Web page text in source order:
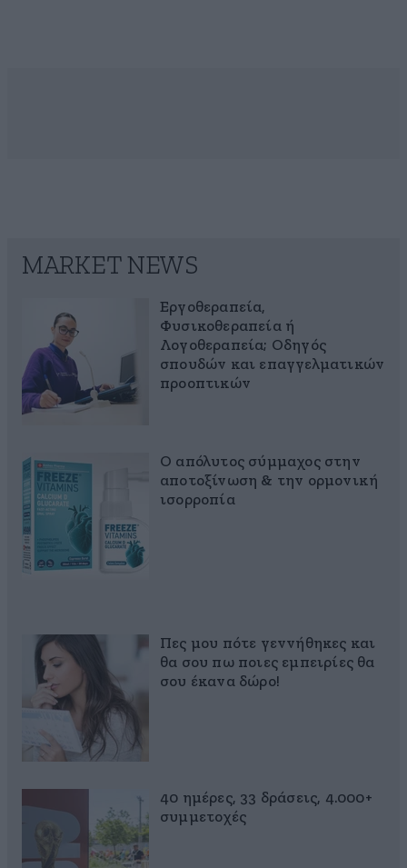
MARKET NEWS
Εργοθεραπεία,
Φυσικοθεραπεία ή
Λογοθεραπεία; Οδηγός
σπουδών και επαγγελματικών
προοπτικών
Ο απόλυτος σύμμαχος στην
αποτοξίνωση & την ορμονική
ισορροπία
Πες μου πότε γεννήθηκες και
θα σου πω ποιες εμπειρίες θα
σου έκανα δώρο!
40 ημέρες, 33 δράσεις, 4.000+
συμμετοχές